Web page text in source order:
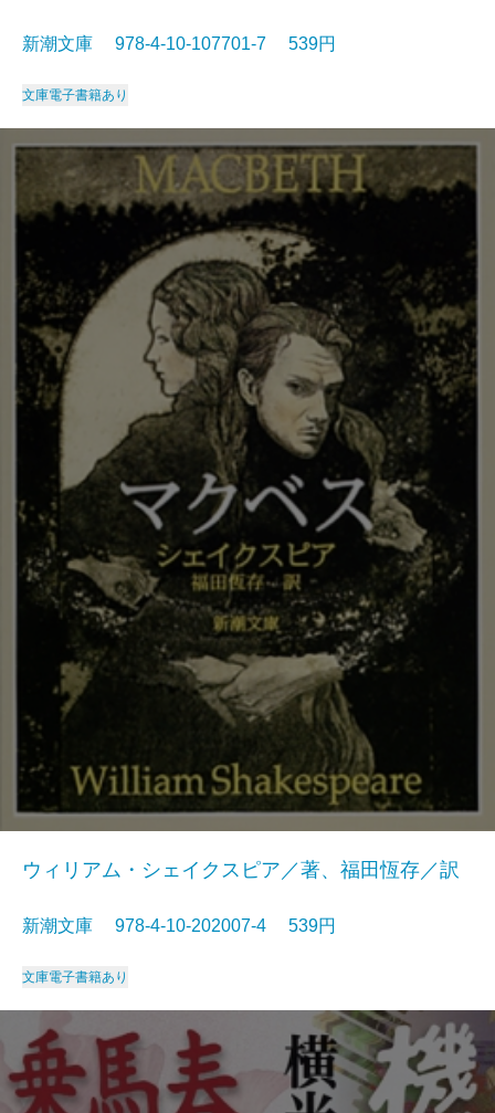
新潮文庫 978-4-10-107701-7 539円
文庫電子書籍あり
ウィリアム・シェイクスピア／著、福田恆存／訳
新潮文庫 978-4-10-202007-4 539円
文庫電子書籍あり